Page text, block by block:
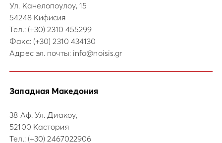
Ул. Канелопоулоу, 15
54248 Кифисия
Тел.: (+30) 2310 455299
Факс: (+30) 2310 434130
Адрес эл. почты: info@noisis.gr
Западная Македония
38 Аф. Ул. Диакоу,
52100 Кастория
Тел.: (+30) 2467022906